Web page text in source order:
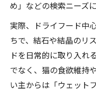
め」などの検索ニーズ
実際、ドライフード中
ちで、結石や結晶のリ
ドを日常的に取り入れ
でなく、猫の食欲維持
い主からは「ウェット